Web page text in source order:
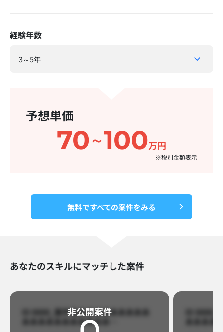
経験年数
予想単価
70～100万円
※税別金額表示​
無料ですべての案件をみる
あなたのスキルにマッチした案件
ID 8888_案件名あああああああああ
あああああああああああ…​
非公開案件​ ID